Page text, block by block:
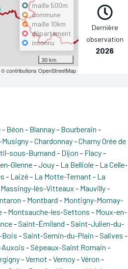
maille 500m
commune
maille 10km
département
inconnu
30 km
contributions OpenStreetMap
Dernière
observation
2026
- Béon - Blannay- Bourberain -
-Chardonnay-Charny Orée de
sous-Burnand - Dijon - Flacy-
Glenne-Jouy- La Belliole- La Celle-
- Laizé- La Motte-Ternant - La
Massingy-lès-Vitteaux - Mauvilly-
- Montbard - Montigny-Mornay-
- Montsauche-les-Settons - Moux-en-
-Saint-Émiland -Saint-Julien-du-
Bois -Saint-Sernin-du-Plain -Salives -
-Sépeaux-Saint Romain -
-Vernot -Vernoy-Véron -